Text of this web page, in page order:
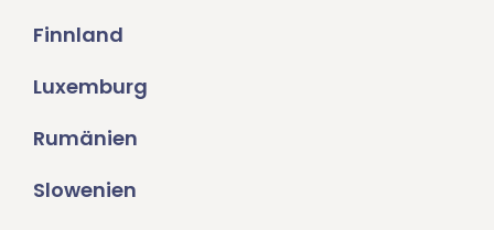
Finnland
Luxemburg
Rumänien
Slowenien